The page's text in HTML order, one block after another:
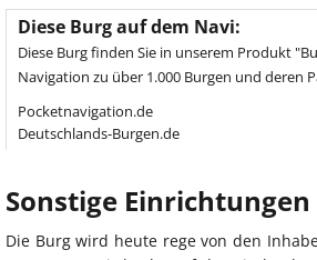
Diese Burg auf dem Navi:
Diese Burg finden Sie in unserem Produkt
Navigation zu über 1.000 Burgen und deren
Pocketnavigation.de
Deutschlands-Burgen.de
Sonstige Einrichtungen
Die Burg wird heute rege von den